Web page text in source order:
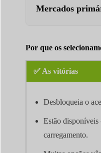
Mercados
Por que os
✅ As vitórias
Desbloqueia o
Estão disponíveis
carregamento.